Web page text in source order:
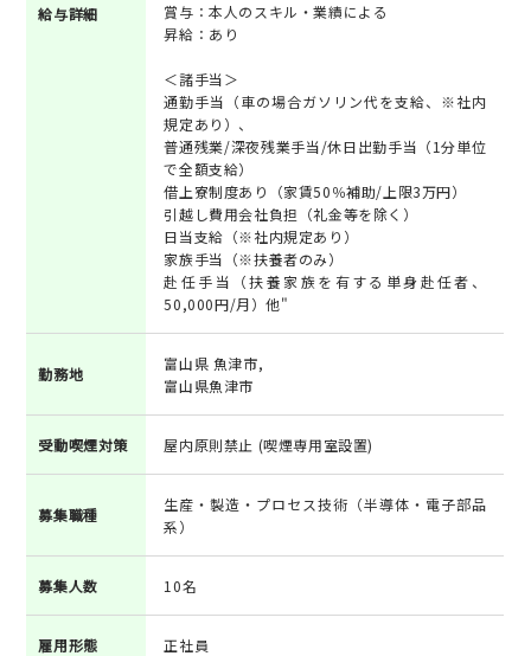
給与詳細
賞与：本人のスキル・業績による
昇給：あり
＜諸手当＞
通勤手当（車の場合ガソリン代を支給、※社内
規定あり）、
普通残業/深夜残業手当/休日出勤手当（1分単位
で全額支給）
借上寮制度あり（家賃50％補助/上限3万円）
引越し費用会社負担（礼金等を除く）
日当支給（※社内規定あり）
家族手当（※扶養者のみ）
赴任手当（扶養家族を有する単身赴任者、
50,000円/月）他"
勤務地
富山県 魚津市,
富山県魚津市
受動喫煙対策 屋内原則禁止 (喫煙専用室設置)
募集職種
生産・製造・プロセス技術（半導体・電子部品
系）
募集人数 10名
雇用形態 正社員